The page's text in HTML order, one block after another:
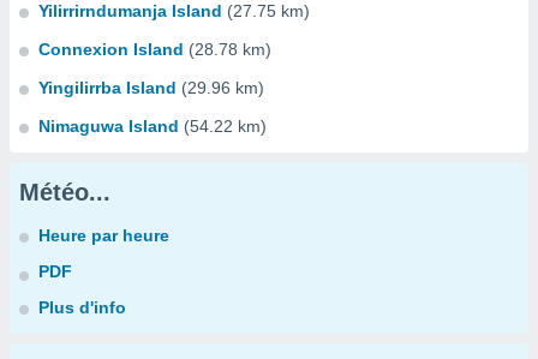
Yilirrirndumanja Island (27.75 km)
Connexion Island (28.78 km)
Yingilirrba Island (29.96 km)
Nimaguwa Island (54.22 km)
Météo...
Heure par heure
PDF
Plus d'info